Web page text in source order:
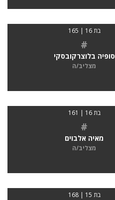
בת 16 | 165
#
סופיה בלוצרקובסקי
מצליב/ה
בת 16 | 161
#
מאיה אלבוים
מצליב/ה
בת 15 | 168